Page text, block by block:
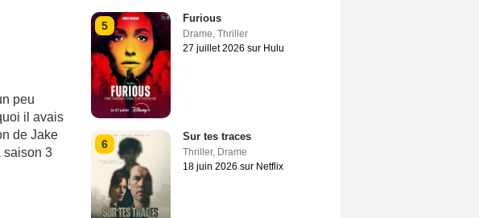
peu
il avais
de Jake
saison 3
5
Furious
Drame, Thriller
27 juillet 2026 sur Hulu
6
Sur tes traces
Thriller, Drame
18 juin 2026 sur Netflix